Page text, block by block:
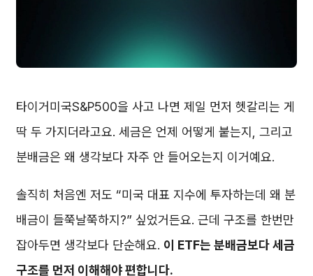
타이거미국S&P500을 사고 나면 제일 먼저 헷갈리는 게
딱 두 가지더라고요. 세금은 언제 어떻게 붙는지, 그리고
분배금은 왜 생각보다 자주 안 들어오는지 이거예요.
솔직히 처음엔 저도 “미국 대표 지수에 투자하는데 왜 분
배금이 들쭉날쭉하지?” 싶었거든요. 근데 구조를 한번만
잡아두면 생각보다 단순해요. 이 ETF는 분배금보다 세금
구조를 먼저 이해해야 편합니다.